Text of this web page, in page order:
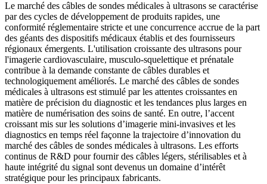
Le marché des câbles de sondes médicales à ultrasons se caractérise
par des cycles de développement de produits rapides, une
conformité réglementaire stricte et une concurrence accrue de la part
des géants des dispositifs médicaux établis et des fournisseurs
régionaux émergents. L'utilisation croissante des ultrasons pour
l'imagerie cardiovasculaire, musculo-squelettique et prénatale
contribue à la demande constante de câbles durables et
technologiquement améliorés. Le marché des câbles de sondes
médicales à ultrasons est stimulé par les attentes croissantes en
matière de précision du diagnostic et les tendances plus larges en
matière de numérisation des soins de santé. En outre, l’accent
croissant mis sur les solutions d’imagerie mini-invasives et les
diagnostics en temps réel façonne la trajectoire d’innovation du
marché des câbles de sondes médicales à ultrasons. Les efforts
continus de R&D pour fournir des câbles légers, stérilisables et à
haute intégrité du signal sont devenus un domaine d’intérêt
stratégique pour les principaux fabricants.